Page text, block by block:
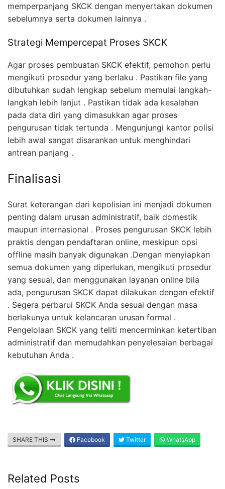
memperpanjang SKCK dengan menyertakan dokumen
sebelumnya serta dokumen lainnya .
Strategi Mempercepat Proses SKCK
Agar proses pembuatan SKCK efektif, pemohon perlu
mengikuti prosedur yang berlaku . Pastikan file yang
dibutuhkan sudah lengkap sebelum memulai langkah-
langkah lebih lanjut . Pastikan tidak ada kesalahan
pada data diri yang dimasukkan agar proses
pengurusan tidak tertunda . Mengunjungi kantor polisi
lebih awal sangat disarankan untuk menghindari
antrean panjang .
Finalisasi
Surat keterangan dari kepolisian ini menjadi dokumen
penting dalam urusan administratif, baik domestik
maupun internasional . Proses pengurusan SKCK lebih
praktis dengan pendaftaran online, meskipun opsi
offline masih banyak digunakan .Dengan menyiapkan
semua dokumen yang diperlukan, mengikuti prosedur
yang sesuai, dan menggunakan layanan online bila
ada, pengurusan SKCK dapat dilakukan dengan efektif
. Segera perbarui SKCK Anda sesuai dengan masa
berlakunya untuk kelancaran urusan formal .
Pengelolaan SKCK yang teliti mencerminkan ketertiban
administratif dan memudahkan penyelesaian berbagai
kebutuhan Anda .
SHARE THIS Facebook Twitter WhatsApp
Related Posts